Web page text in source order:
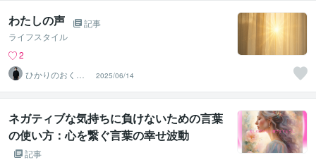
わたしの声
記事
ライフスタイル
2
ひかりのおくり
て〜SinMa〜
2025/06/14
ネガティブな気持ちに負けないための言葉
の使い方：心を繋ぐ言葉の幸せ波動
記事